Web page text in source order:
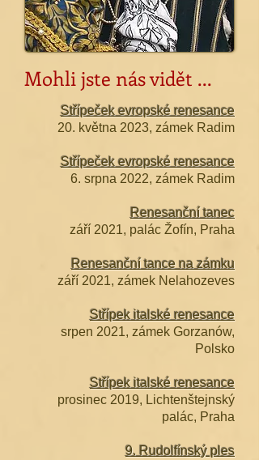
Mohli jste nás vidět ...
Střípeček evropské renesance
20. května 2023, zámek Radim
Střípeček evropské renesance
6. srpna 2022, zámek Radim
Renesanční tanec
září 2021, palác Žofín, Praha
Renesanční tance na zámku
září 2021, zámek Nelahozeves
Střípek italské renesance
srpen 2021, zámek Gorzanów,
Polsko
Střípek italské renesance
prosinec 2019, Lichtenštejnský
palác, Praha
9. Rudolfínský ples